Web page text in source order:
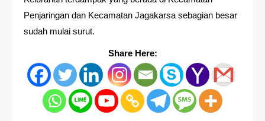
Penjaringan dan Kecamatan Jagakarsa sebagian besar
sudah mulai surut.
Share Here: